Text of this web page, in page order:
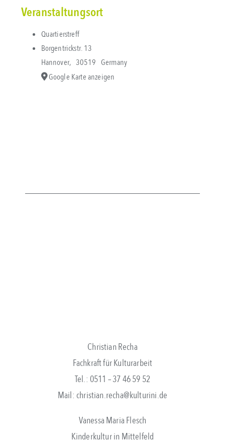
Veranstaltungsort
Quartierstreff
Borgentrickstr. 13
Hannover, 30519 Germany
Google Karte anzeigen
Christian Recha
Fachkraft für Kulturarbeit
Tel.: 0511 – 37 46 59 52
Mail: christian.recha@kulturini.de
Vanessa Maria Flesch
Kinderkultur in Mittelfeld